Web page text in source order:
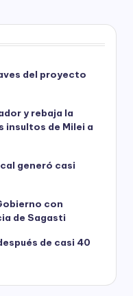
del proyecto
y rebaja la
insultos de Milei a
generó casi
con
de Sagasti
de casi 40